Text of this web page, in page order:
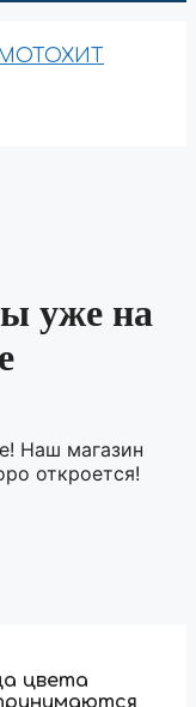
уже на
Наш магазин
откроется!
цвета